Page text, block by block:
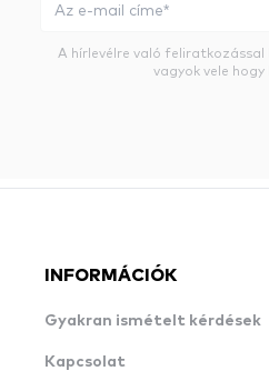
A hírlevélre való feliratkozással
vagyok vele
INFORMÁCIÓK
Gyakran ismételt kérdések
Kapcsolat